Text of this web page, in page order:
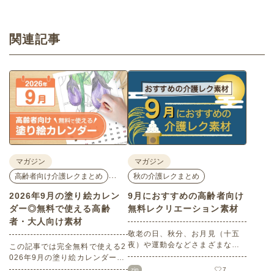
関連記事
マガジン
高齢者向け介護レクまとめ
2026年9月の塗り絵カレン
ダー◎無料で使える高齢
者・大人向け素材
この記事では完全無料で使える2
026年9月の塗り絵カレンダーを
ご紹介します。人気で定番のお
マガジン
秋の介護レクまとめ
9月におすすめの高齢者向け
無料レクリエーション素材
敬老の日、秋分、お月見（十五
夜）や運動会などさまざまなイ
ベント目白押しの9月。本記事で
は9月にぜひチャレンジしていた
zip 7